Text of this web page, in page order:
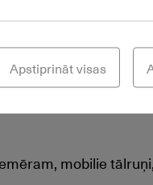
zem
piemēram,
Varat arī
zvans bija neatbildēts.
mobilie
Apstiprināt visas